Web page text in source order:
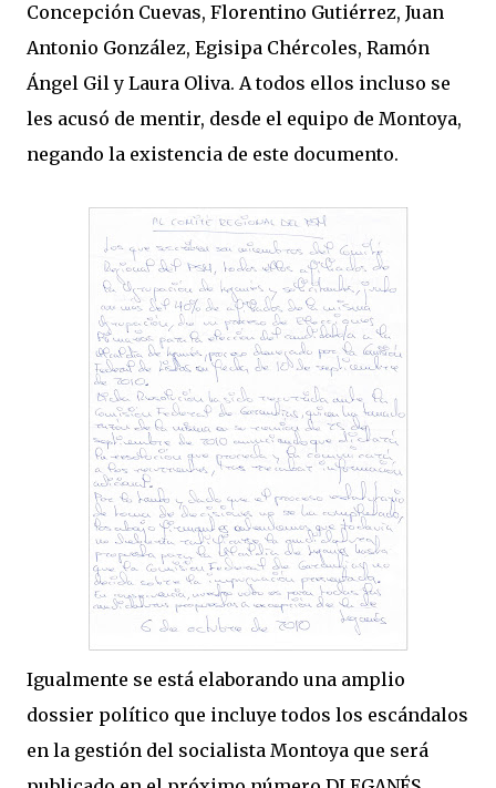
Concepción Cuevas, Florentino Gutiérrez, Juan
Antonio González, Egisipa Chércoles, Ramón
Ángel Gil y Laura Oliva. A todos ellos incluso se
les acusó de mentir, desde el equipo de Montoya,
negando la existencia de este documento.
Igualmente se está elaborando una amplio
dossier político que incluye todos los escándalos
en la gestión del socialista Montoya que será